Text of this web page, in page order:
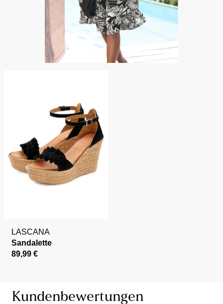
LASCANA
Sandalette
89,99 €
Kundenbewertungen